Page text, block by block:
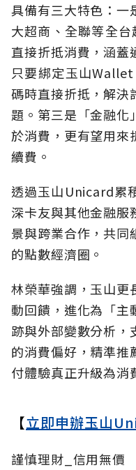
具備有三大特色：一
大超商、全聯等全
直接折抵消費，涵蓋
只要綁定玉山
碼時直接折抵，解決
題。第三是「金融化
於消費，更有望用來
續費。
透過玉山Unicard累
深卡友與其他金融服
景與跨業合作，共同
的點數經濟圈。
林榮華強調，玉山更
動回饋，進化為「主
跡與外部變數分析，
的消費偏好，精準推
付體驗真正升級為消
【立即申辦玉山
謹慎理財_信用無價